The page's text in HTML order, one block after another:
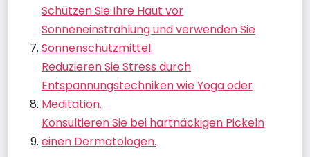
Schützen Sie Ihre Haut vor
Sonneneinstrahlung und verwenden Sie
Sonnenschutzmittel.
Reduzieren Sie Stress durch
Entspannungstechniken wie Yoga oder
Meditation.
Konsultieren Sie bei hartnäckigen Pickeln
einen Dermatologen.